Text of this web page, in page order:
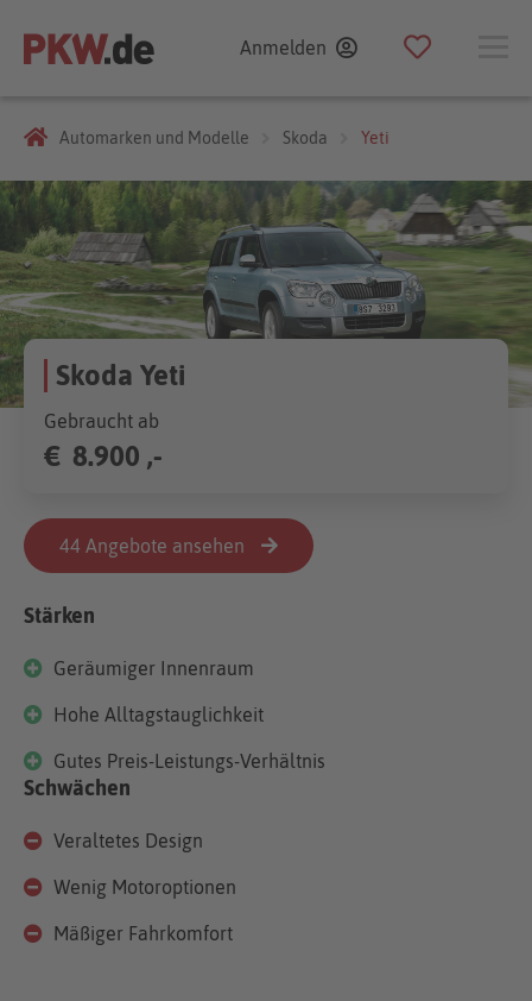
Anmelden
Automarken und Modelle Skoda Yeti
Skoda Yeti
Gebraucht ab
€ 8.900 ,-
44 Angebote ansehen
Stärken
Geräumiger Innenraum
Hohe Alltagstauglichkeit
Gutes Preis-Leistungs-Verhältnis
Schwächen
Veraltetes Design
Wenig Motoroptionen
Mäßiger Fahrkomfort